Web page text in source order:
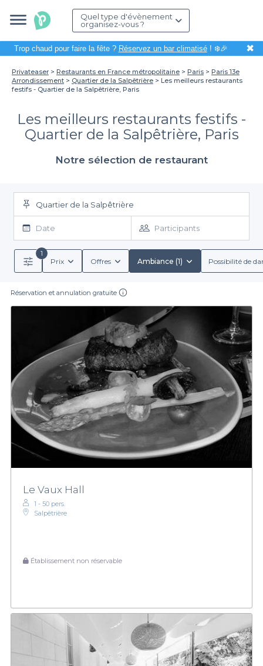
Quel type d'évènement
organisez-vous ?
Trop chaud pour faire la fête ? Réservez un bar climatisé! ❄️🎉 ✖
Privateaser Restaurants en France métropolitaine Paris
Paris 13e
Arrondissement
Quartier de la Salpêtrière
Les meilleurs restaurants
festifs - Quartier de la Salpêtrière, Paris
Les meilleurs restaurants festifs -
Quartier de la Salpêtrière, Paris
Notre sélection de restaurant
Quartier de la Salpêtrière
Date Participants
1
Prix
Offres Ambiance (1) Possibilité de
Réservation et annulation gratuite
Le Vaux Hall
1 - 50 pers.
Salpêtrière
Établissement non réservable